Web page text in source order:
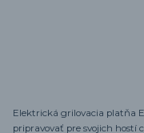
Elektrická grilovacia platňa
pripravovať pre svojich hostí